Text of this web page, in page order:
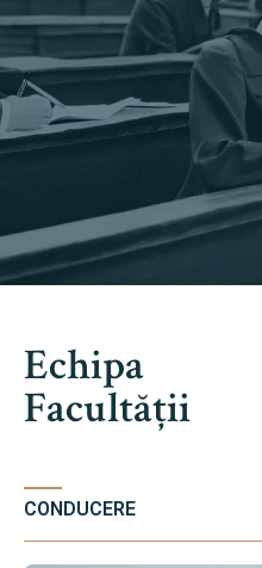
Echipa
Facultății
CONDUCERE